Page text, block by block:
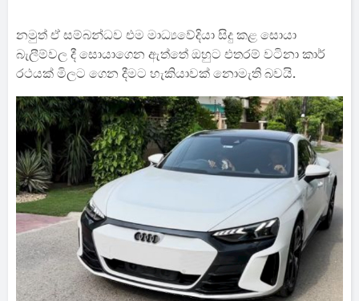
නමුත් ඒ සම්බන්ධව එම මාධ්‍යවේදියා සිදු කළ සොයා
බැලීම්වල දී සොයාගෙන ඇත්තේ ඔහුට එතරම් වටිනා කාර්
රථයක් මිලට ගෙන දීමට හැකියාවක් නොමැති බවයි.